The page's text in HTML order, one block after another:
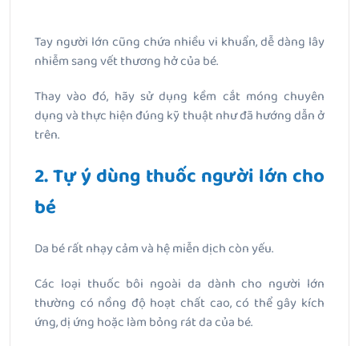
Tay người lớn cũng chứa nhiều vi khuẩn, dễ dàng lây
nhiễm sang vết thương hở của bé.
Thay vào đó, hãy sử dụng kềm cắt móng chuyên
dụng và thực hiện đúng kỹ thuật như đã hướng dẫn ở
trên.
2. Tự ý dùng thuốc người lớn cho
bé
Da bé rất nhạy cảm và hệ miễn dịch còn yếu.
Các loại thuốc bôi ngoài da dành cho người lớn
thường có nồng độ hoạt chất cao, có thể gây kích
ứng, dị ứng hoặc làm bỏng rát da của bé.